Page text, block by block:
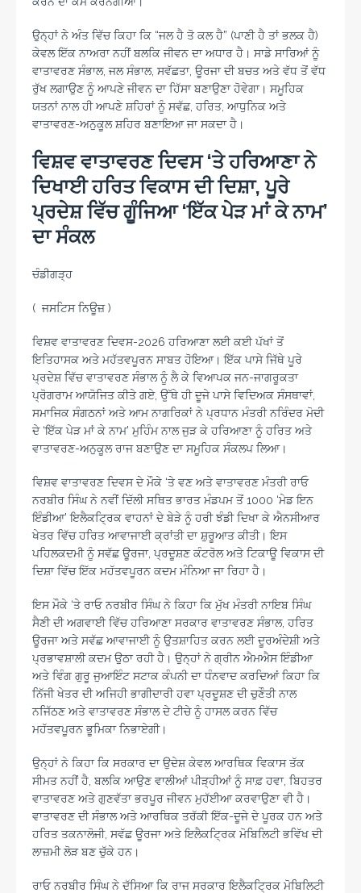
ਉਨ੍ਹਾਂ ਨੇ ਅੰਤ ਵਿੱਚ ਕਿਹਾ ਕਿ “ਜਲ ਹੈ ਤੋ ਕਲ ਹੈ” (ਪਾਣੀ ਹੈ ਤਾਂ ਭਲਕ ਹੈ)
ਕੇਵਲ ਇੱਕ ਨਾਅਰਾ ਨਹੀਂ ਬਲਕਿ ਜੀਵਨ ਦਾ ਅਧਾਰ ਹੈ। ਸਾਡੇ ਸਾਰਿਆਂ ਨੂੰ
ਵਾਤਾਵਰਣ ਸੰਭਾਲ, ਜਲ ਸੰਭਾਲ, ਸਵੱਛਤਾ, ਊਰਜਾ ਦੀ ਬਚਤ ਅਤੇ ਵੱਧ ਤੋਂ ਵੱਧ
ਰੁੱਖ ਲਗਾਉਣ ਨੂੰ ਆਪਣੇ ਜੀਵਨ ਦਾ ਹਿੱਸਾ ਬਣਾਉਣਾ ਹੋਵੇਗਾ। ਸਮੂਹਿਕ
ਯਤਨਾਂ ਨਾਲ ਹੀ ਆਪਣੇ ਸ਼ਹਿਰਾਂ ਨੂੰ ਸਵੱਛ, ਹਰਿਤ, ਆਧੁਨਿਕ ਅਤੇ
ਵਾਤਾਵਰਣ-ਅਨੁਕੂਲ ਸ਼ਹਿਰ ਬਣਾਇਆ ਜਾ ਸਕਦਾ ਹੈ।
ਵਿਸ਼ਵ ਵਾਤਾਵਰਣ ਦਿਵਸ ‘ਤੇ ਹਰਿਆਣਾ ਨੇ
ਦਿਖਾਈ ਹਰਿਤ ਵਿਕਾਸ ਦੀ ਦਿਸ਼ਾ, ਪੂਰੇ
ਪ੍ਰਦੇਸ਼ ਵਿੱਚ ਗੂੰਜਿਆ ‘ਇੱਕ ਪੇੜ ਮਾਂ ਕੇ ਨਾਮ’
ਦਾ ਸੰਕਲ
ਚੰਡੀਗੜ੍ਹ
( ਜਸਟਿਸ ਨਿਊਜ਼ )
ਵਿਸ਼ਵ ਵਾਤਾਵਰਣ ਦਿਵਸ-2026 ਹਰਿਆਣਾ ਲਈ ਕਈ ਪੱਖਾਂ ਤੋਂ
ਇਤਿਹਾਸਕ ਅਤੇ ਮਹੱਤਵਪੂਰਨ ਸਾਬਤ ਹੋਇਆ। ਇੱਕ ਪਾਸੇ ਜਿੱਥੇ ਪੂਰੇ
ਪ੍ਰਦੇਸ਼ ਵਿੱਚ ਵਾਤਾਵਰਣ ਸੰਭਾਲ ਨੂੰ ਲੈ ਕੇ ਵਿਆਪਕ ਜਨ-ਜਾਗਰੂਕਤਾ
ਪ੍ਰੋਗਰਾਮ ਆਯੋਜਿਤ ਕੀਤੇ ਗਏ, ਉੱਥੇ ਹੀ ਦੂਜੇ ਪਾਸੇ ਵਿਦਿਅਕ ਸੰਸਥਾਵਾਂ,
ਸਮਾਜਿਕ ਸੰਗਠਨਾਂ ਅਤੇ ਆਮ ਨਾਗਰਿਕਾਂ ਨੇ ਪ੍ਰਧਾਨ ਮੰਤਰੀ ਨਰਿੰਦਰ ਮੋਦੀ
ਦੇ ‘ਇੱਕ ਪੇੜ ਮਾਂ ਕੇ ਨਾਮ’ ਮੁਹਿੰਮ ਨਾਲ ਜੁੜ ਕੇ ਹਰਿਆਣਾ ਨੂੰ ਹਰਿਤ ਅਤੇ
ਵਾਤਾਵਰਣ-ਅਨੁਕੂਲ ਰਾਜ ਬਣਾਉਣ ਦਾ ਸਮੂਹਿਕ ਸੰਕਲਪ ਲਿਆ।
ਵਿਸ਼ਵ ਵਾਤਾਵਰਣ ਦਿਵਸ ਦੇ ਮੌਕੇ ‘ਤੇ ਵਣ ਅਤੇ ਵਾਤਾਵਰਣ ਮੰਤਰੀ ਰਾਓ
ਨਰਬੀਰ ਸਿੰਘ ਨੇ ਨਵੀਂ ਦਿੱਲੀ ਸਥਿਤ ਭਾਰਤ ਮੰਡਪਮ ਤੋਂ 1000 ‘ਮੇਡ ਇਨ
ਇੰਡੀਆ’ ਇਲੈਕਟ੍ਰਿਕ ਵਾਹਨਾਂ ਦੇ ਬੇੜੇ ਨੂੰ ਹਰੀ ਝੰਡੀ ਦਿਖਾ ਕੇ ਐਨਸੀਆਰ
ਖੇਤਰ ਵਿੱਚ ਹਰਿਤ ਆਵਾਜਾਈ ਕ੍ਰਾਂਤੀ ਦਾ ਸ਼ੁਰੂਆਤ ਕੀਤੀ। ਇਸ
ਪਹਿਲਕਦਮੀ ਨੂੰ ਸਵੱਛ ਊਰਜਾ, ਪ੍ਰਦੂਸ਼ਣ ਕੰਟਰੋਲ ਅਤੇ ਟਿਕਾਊ ਵਿਕਾਸ ਦੀ
ਦਿਸ਼ਾ ਵਿੱਚ ਇੱਕ ਮਹੱਤਵਪੂਰਨ ਕਦਮ ਮੰਨਿਆ ਜਾ ਰਿਹਾ ਹੈ।
ਇਸ ਮੌਕੇ ‘ਤੇ ਰਾਓ ਨਰਬੀਰ ਸਿੰਘ ਨੇ ਕਿਹਾ ਕਿ ਮੁੱਖ ਮੰਤਰੀ ਨਾਇਬ ਸਿੰਘ
ਸੈਣੀ ਦੀ ਅਗਵਾਈ ਵਿੱਚ ਹਰਿਆਣਾ ਸਰਕਾਰ ਵਾਤਾਵਰਣ ਸੰਭਾਲ, ਹਰਿਤ
ਊਰਜਾ ਅਤੇ ਸਵੱਛ ਆਵਾਜਾਈ ਨੂੰ ਉਤਸ਼ਾਹਿਤ ਕਰਨ ਲਈ ਦੂਰਅੰਦੇਸ਼ੀ ਅਤੇ
ਪ੍ਰਭਾਵਸ਼ਾਲੀ ਕਦਮ ਉਠਾ ਰਹੀ ਹੈ। ਉਨ੍ਹਾਂ ਨੇ ਗ੍ਰੀਨ ਐਮਐਸ ਇੰਡੀਆ
ਅਤੇ ਵਿੰਗ ਗੁਰੂ ਜੁਆਇੰਟ ਸਟਾਕ ਕੰਪਨੀ ਦਾ ਧੰਨਵਾਦ ਕਰਦਿਆਂ ਕਿਹਾ ਕਿ
ਨਿੱਜੀ ਖੇਤਰ ਦੀ ਅਜਿਹੀ ਭਾਗੀਦਾਰੀ ਹਵਾ ਪ੍ਰਦੂਸ਼ਣ ਦੀ ਚੁਣੌਤੀ ਨਾਲ
ਨਜਿੱਠਣ ਅਤੇ ਵਾਤਾਵਰਣ ਸੰਭਾਲ ਦੇ ਟੀਚੇ ਨੂੰ ਹਾਸਲ ਕਰਨ ਵਿੱਚ
ਮਹੱਤਵਪੂਰਨ ਭੂਮਿਕਾ ਨਿਭਾਏਗੀ।
ਉਨ੍ਹਾਂ ਨੇ ਕਿਹਾ ਕਿ ਸਰਕਾਰ ਦਾ ਉਦੇਸ਼ ਕੇਵਲ ਆਰਥਿਕ ਵਿਕਾਸ ਤੱਕ
ਸੀਮਤ ਨਹੀਂ ਹੈ, ਬਲਕਿ ਆਉਣ ਵਾਲੀਆਂ ਪੀੜ੍ਹੀਆਂ ਨੂੰ ਸਾਫ਼ ਹਵਾ, ਬਿਹਤਰ
ਵਾਤਾਵਰਣ ਅਤੇ ਗੁਣਵੱਤਾ ਭਰਪੂਰ ਜੀਵਨ ਮੁਹੱਈਆ ਕਰਵਾਉਣਾ ਵੀ ਹੈ।
ਵਾਤਾਵਰਣ ਦੀ ਸੰਭਾਲ ਅਤੇ ਆਰਥਿਕ ਤਰੱਕੀ ਇੱਕ-ਦੂਜੇ ਦੇ ਪੂਰਕ ਹਨ ਅਤੇ
ਹਰਿਤ ਤਕਨਾਲੋਜੀ, ਸਵੱਛ ਊਰਜਾ ਅਤੇ ਇਲੈਕਟ੍ਰਿਕ ਮੋਬਿਲਿਟੀ ਭਵਿੱਖ ਦੀ
ਲਾਜ਼ਮੀ ਲੋੜ ਬਣ ਚੁੱਕੇ ਹਨ।
ਰਾਓ ਨਰਬੀਰ ਸਿੰਘ ਨੇ ਦੱਸਿਆ ਕਿ ਰਾਜ ਸਰਕਾਰ ਇਲੈਕਟ੍ਰਿਕ ਮੋਬਿਲਿਟੀ